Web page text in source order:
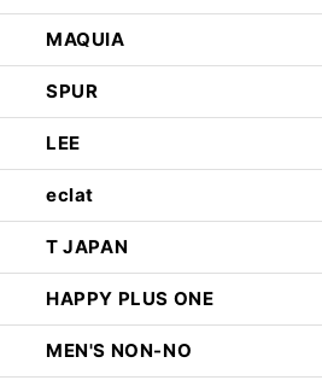
MAQUIA
SPUR
LEE
eclat
T JAPAN
HAPPY PLUS ONE
MEN'S NON-NO